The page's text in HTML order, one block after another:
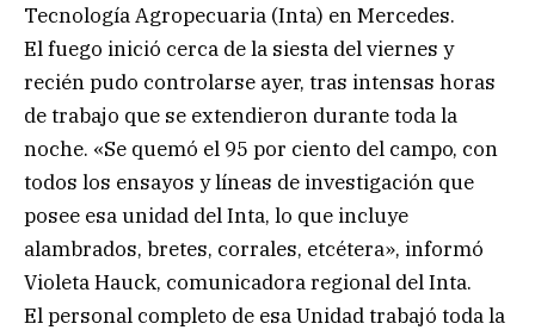
Tecnología Agropecuaria (Inta) en Mercedes.
El fuego inició cerca de la siesta del viernes y
recién pudo controlarse ayer, tras intensas horas
de trabajo que se extendieron durante toda la
noche. «Se quemó el 95 por ciento del campo, con
todos los ensayos y líneas de investigación que
posee esa unidad del Inta, lo que incluye
alambrados, bretes, corrales, etcétera», informó
Violeta Hauck, comunicadora regional del Inta.
El personal completo de esa Unidad trabajó toda la